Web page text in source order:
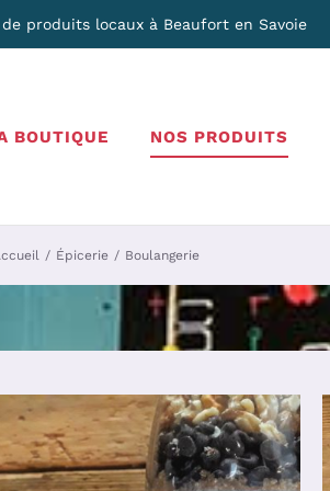
produits locaux à Beaufort en Savoie
BOUTIQUE NOS PRODUITS
Épicerie Boulangerie